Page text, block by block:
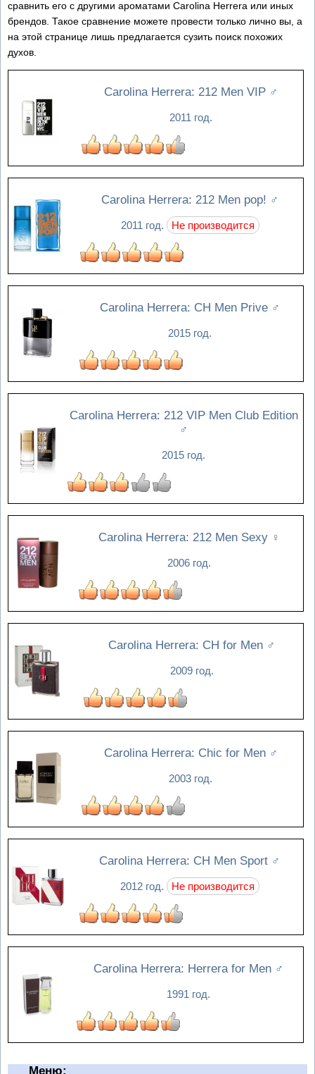
сравнить его с другими ароматами Carolina Herrera или иных
брендов. Такое сравнение можете провести только лично вы, а
на этой странице лишь предлагается сузить поиск похожих
духов.
Carolina Herrera: 212 Men VIP ♂
2011 год.
Carolina Herrera: 212 Men pop! ♂
2011 год. Не производится
Carolina Herrera: CH Men Prive ♂
2015 год.
Carolina Herrera: 212 VIP Men Club Edition
♂
2015 год.
Carolina Herrera: 212 Men Sexy ♀
2006 год.
Carolina Herrera: CH for Men ♂
2009 год.
Carolina Herrera: Chic for Men ♂
2003 год.
Carolina Herrera: CH Men Sport ♂
2012 год. Не производится
Carolina Herrera: Herrera for Men ♂
1991 год.
Меню: